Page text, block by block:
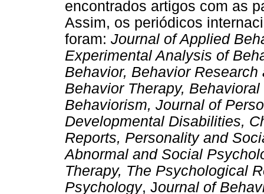
encontrados artigos com as
Assim, os periódicos
foram: Journal of Applied
Experimental Analysis of
Behavior, Behavior
Behavior Therapy,
Behaviorism, Journal of
Developmental Disabilities,
Reports, Personality and
Abnormal and Social
Therapy, The Psychological
Psychology, Journal of